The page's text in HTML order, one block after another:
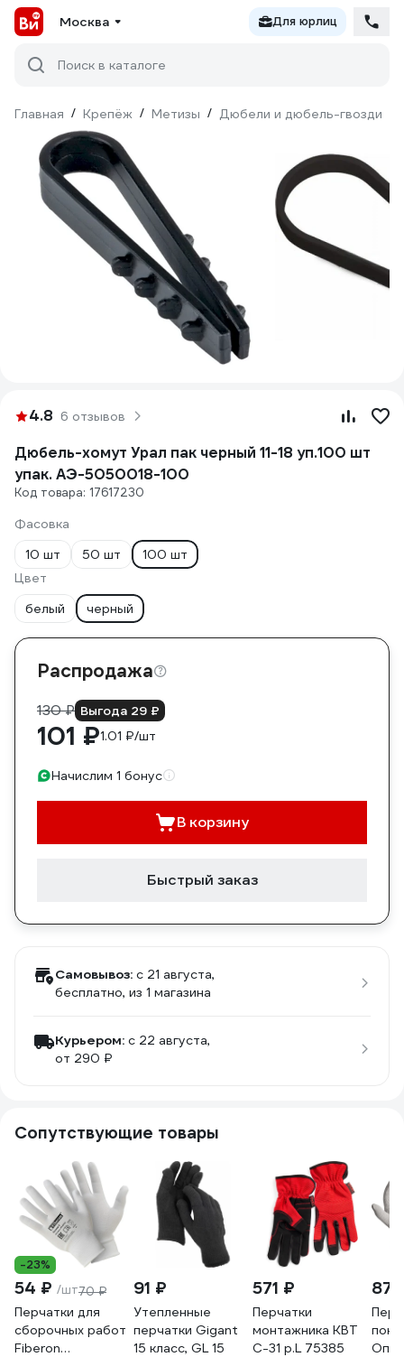
Москва Для юрлиц
Поиск в каталоге
Главная / Крепёж / Метизы / Дюбели и дюбель-гвозди
4.8 6 отзывов
Дюбель-хомут Урал пак черный 11-18 уп.100 шт
упак. АЭ-5050018-100
Код товара: 17617230
Фасовка
10 шт
50 шт
100 шт
Цвет
белый
черный
Распродажа
130 ₽ Выгода 29 ₽
101 ₽1.01 ₽/шт
Начислим 1 бонус
В корзину
Быстрый заказ
Самовывоз: c 21 августа,
бесплатно, из 1 магазина
Курьером: c 22 августа,
от 290 ₽
Сопутствующие товары
-23%
54 ₽ /шт70 ₽
Перчатки для
сборочных работ
Fiberon
91 ₽
Утепленные
перчатки Gigant
15 класс, GL 15
571 ₽
Перчатки
монтажника КВТ
С-31 р.L 75385